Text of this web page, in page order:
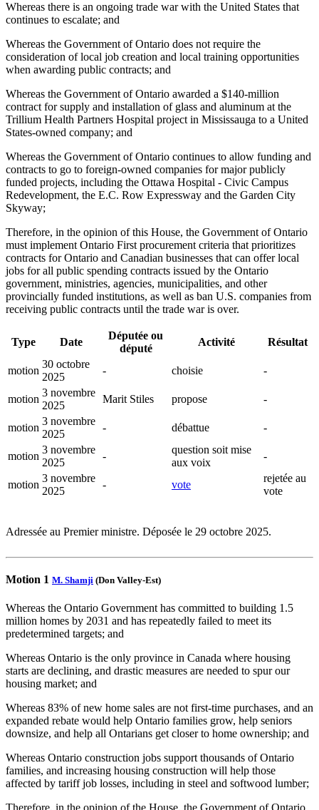
Whereas there is an ongoing trade war with the United States that
continues to escalate; and
Whereas the Government of Ontario does not require the
consideration of local job creation and local training opportunities
when awarding public contracts; and
Whereas the Government of Ontario awarded a $140-million
contract for supply and installation of glass and aluminum at the
Trillium Health Partners Hospital project in Mississauga to a United
States-owned company; and
Whereas the Government of Ontario continues to allow funding and
contracts to go to foreign-owned companies for major publicly
funded projects, including the Ottawa Hospital - Civic Campus
Redevelopment, the E.C. Row Expressway and the Garden City
Skyway;
Therefore, in the opinion of this House, the Government of Ontario
must implement Ontario First procurement criteria that prioritizes
contracts for Ontario and Canadian businesses that can offer local
jobs for all public spending contracts issued by the Ontario
government, ministries, agencies, municipalities, and other
provincially funded institutions, as well as ban U.S. companies from
receiving public contracts until the trade war is over.
Type Date
Députée ou
député
Activité Résultat
motion
30 octobre
2025
- choisie -
motion
3 novembre
2025
Marit Stiles propose -
motion
3 novembre
2025
- débattue -
motion
3 novembre
2025
-
question soit mise
aux voix
-
motion
3 novembre
2025
- vote
rejetée au
vote
Adressée au Premier ministre. Déposée le 29 octobre 2025.
Motion 1 M. Shamji (Don Valley-Est)
Whereas the Ontario Government has committed to building 1.5
million homes by 2031 and has repeatedly failed to meet its
predetermined targets; and
Whereas Ontario is the only province in Canada where housing
starts are declining, and drastic measures are needed to spur our
housing market; and
Whereas 83% of new home sales are not first-time purchases, and an
expanded rebate would help Ontario families grow, help seniors
downsize, and help all Ontarians get closer to home ownership; and
Whereas Ontario construction jobs support thousands of Ontario
families, and increasing housing construction will help those
affected by tariff job losses, including in steel and softwood lumber;
Therefore, in the opinion of the House, the Government of Ontario